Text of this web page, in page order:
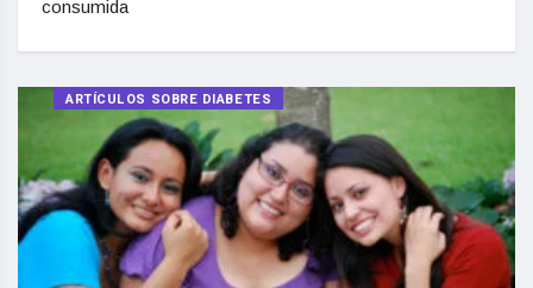
consumida
ARTÍCULOS SOBRE DIABETES